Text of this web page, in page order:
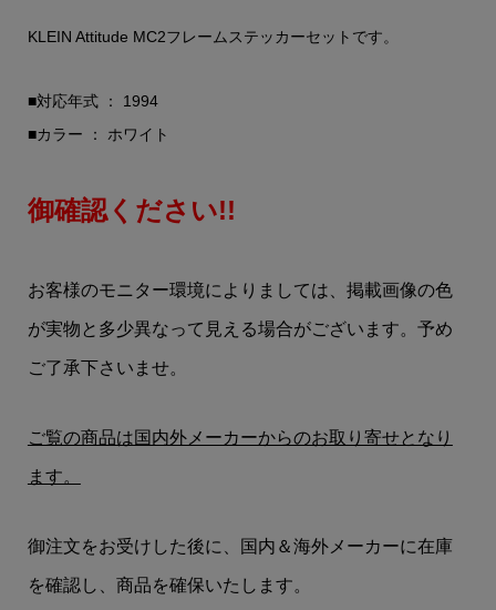
KLEIN Attitude MC2フレームステッカーセットです。
■対応年式 ： 1994
■カラー ： ホワイト
御確認ください!!
お客様のモニター環境によりましては、掲載画像の色
が実物と多少異なって見える場合がございます。予め
ご了承下さいませ。
ご覧の商品は国内外メーカーからのお取り寄せとなり
ます。
御注文をお受けした後に、国内＆海外メーカーに在庫
を確認し、商品を確保いたします。